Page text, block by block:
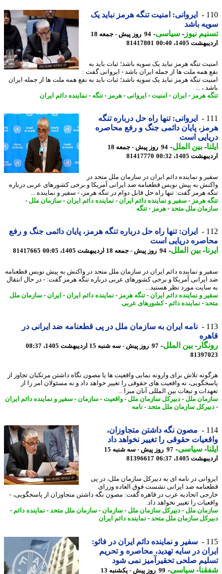
ایروانی: امنیت تنگه هرمز نباید یک
باشد
نیوز-سیاسی-
94 روز پیش - جمعه 18
1405، 00:40
81417801
تنگه هرمز نباید یک سویه باشد؛ ثبات باید به
همه ملت ها از جمله ایران باشد - ایروانی گفت :
تنگه هرمز نباید یک سویه باشد؛ ثبات باید به نفع همه ملت ها از جمله ایران
، ...
هرمز- ایران - امنیت-ایروانی- هرمز- تنگه -نماینده دائم ایران
ایروانی: تنها راه حل درباره تنگه
پایان دائمی جنگ و رفع محاصره
است
-بین الملل-
94 روز پیش - جمعه 18
1405، 00:32
81417770
و نماینده دائم ایران در سازمان ملل متحد در
به پیش نویس قطعنامه ضد ایرانی آمریکا و برخی کشورهای عربی درباره
هرمز گفت: تنها راه حل قابل دوام در تنگه هرمز، - سفیر و نماینده ...
هرمز- سفیر و نماینده دائم ایران - نماینده دائم ایران - سازمان ملل -
ملل متحد-هرمز- تنگه
ایران: تنها راه حل درباره تنگه هرمز، پایان دائمی جنگ و رفع
دریایی است
-بین الملل-94 روز پیش - جمعه 18 اردیبهشت 1405، 00:05 81417665
و نماینده دائم ایران در سازمان ملل متحد در واکنش به پیش نویس قطعنامه
آمریکا و برخی کشورهای عربی درباره تنگه هرمز گفت: - در ﺣﺎل اﻧﺘﻘﺎل
ﻣﻮرد ﻧﻈﺮ ﻫﺴﺘﯿﺪ...
و نماینده دائم ایران - تنگه هرمز- نماینده دائم ایران - ایران -
سازمان ملل
-نماینده دائم - کشورهای عربی
نامه ایران به سازمان ملل در پی قطعنامه ضد ایرانی در
-بین الملل-97 روز پیش - سه شنبه 15 اردیبهشت 1405، 08:37
تلاش برای وارونه نمایی واقعیت ها یا مصون نگاه داشتن مرتکبان تجاوز از
نه واقعیت های حقوقی را تغییر خواهد داد و نه مسئولان امر را از
و تبعات بین المللی آنان مبرا ...
ملل -دبیرکل سازمان ملل -واقعیت-سازمان -سفیر و نماینده دائم ایران
سازمان ملل متحد-نامه
مصون نگه داشتن متجاوزان،
حقوقی را تغییر نخواهد داد
-سیاسی-
97 روز پیش - سه شنبه 15
1405، 06:37
81396617
در نامه ای به دبیرکل سازمان ملل، در پی
ضد ایرانی نشست فوق العاده وزرای
اتحادیه عرب در قاهره گفت: مصون نگه داشتن متجاوزان از پاسخگویی، -
را تغییر نخواهد داد.
ملل -دبیرکل سازمان ملل -سازمان -سازمان ملل متحد-نماینده دائم -
سازمان ملل متحد-نماینده دائم ایران
سفیر و نماینده دائم ایران در فائو:
در سایه تهدید، محاصره و تحریم
صلحی تحقیرآمیز نمی شود
-سیاسی- 99 روز پیش - یکشنبه 13